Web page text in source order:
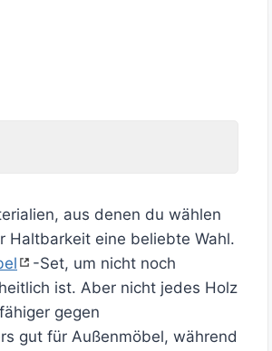
aus denen du wählen
Haltbarkeit eine beliebte Wahl.
-Set, um nicht noch
ist. Aber nicht jedes Holz
gegen
gut für Außenmöbel, während